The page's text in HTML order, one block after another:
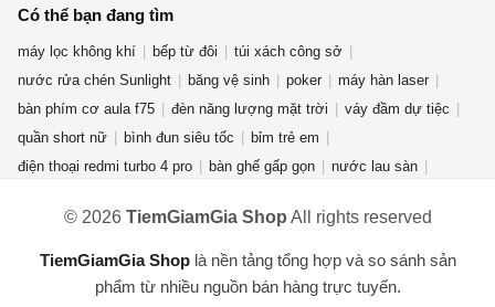
Có thể bạn đang tìm
máy lọc không khí bếp từ đôi
túi xách công sở
nước rửa chén Sunlight
băng vệ sinh poker
máy hàn laser
bàn phím cơ aula f75
đèn năng lượng mặt trời
váy đầm dự tiệc
quần short nữ
bình đun siêu tốc
bỉm trẻ em
điện thoại redmi turbo 4 pro
bàn ghế gấp gọn
nước lau sàn
máy giặt cửa ngang
phụ kiện thời trang
áo khoác nam
nước hoa mini
gấu bông hải cẩu bột giặt OMO
máy xay sinh tố
máy hút ẩm kem forencos trắng túi đeo
© 2026 TiemGiamGia Shop All rights reserved
TiemGiamGia Shoplà nền tảng tổng hợp và so sánh sản
phẩm từ nhiều nguồn bán hàng trực tuyến.